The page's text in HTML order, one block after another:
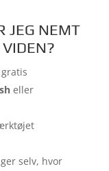
JEG NEMT
VIDEN?
eller
selv, hvor